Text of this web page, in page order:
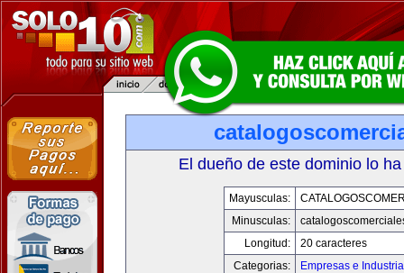
El dueño de este dominio lo
Mayusculas:
Minusculas:
Longitud:
20 caracteres
Categorias:
Empresas e